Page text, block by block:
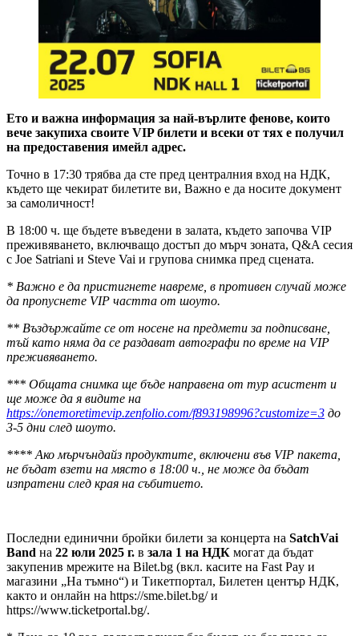
Ето и важна информация за най-върлите фенове, които
вече закупиха своите VIPбилети и всеки от тях е получил
на предоставения имейл адрес.
Точно в 17:30 трябва да сте пред централния вход на НДК,
където ще чекират билетите ви, Важно е да носите документ
за самоличност!
В 18:00 ч. ще бъдете въведени в залата, където започва VIP
преживяването, включващо достъп до мърч зоната, Q&A сесия
с Joe Satriani и Steve Vai и групова снимка пред сцената.
* Важно е да пристигнете навреме, в противен случай може
да пропуснете VIP частта от шоуто.
** Въздържайте се от носене на предмети за подписване,
тъй като няма да се раздават автографи по време на VIP
преживяването.
*** Общата снимка ще бъде направена от тур асистент и
ще може да я видите на
https://onemoretimevip.zenfolio.com/f893198996?customize=3 до
3-5 дни след шоуто.
**** Ако мърчъндайз продуктите, включени във VIP пакета,
не бъдат взети на място в 18:00 ч., не може да бъдат
изпратени след края на събитието.
Последни единични бройки билети за концерта на SatchVai
Band на 22 юли 2025 г. в зала 1 на НДК могат да бъдат
закупенив мрежите на Bilet.bg (вкл. касите на Fast Pay и
магазини „На тъмно“) и Тикетпортал, Билетен център НДК,
както и онлайн на https://sme.bilet.bg/ и
https://www.ticketportal.bg/.